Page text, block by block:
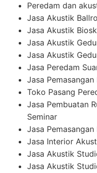
Peredam dan
Jasa Akustik
Jasa Akustik
Jasa Akustik
Jasa Akustik
Jasa Peredam
Jasa
Toko Pasang
Jasa Pembuatan
Seminar
Jasa
Jasa Interior
Jasa Akustik
Jasa Akustik